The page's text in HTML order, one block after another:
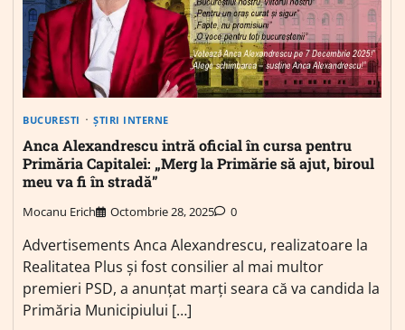
BUCURESTI ȘTIRI INTERNE
Anca Alexandrescu intră oficial în cursa pentru
Primăria Capitalei: „Merg la Primărie să ajut, biroul
meu va fi în stradă”
Mocanu Erich Octombrie 28, 2025 0
Advertisements Anca Alexandrescu, realizatoare la
Realitatea Plus și fost consilier al mai multor
premieri PSD, a anunțat marți seara că va candida la
Primăria Municipiului […]